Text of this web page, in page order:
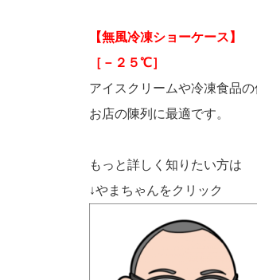
【無風冷凍ショーケース】
［－２５℃］
アイスクリームや冷凍食品の
お店の陳列に最適です。
もっと詳しく知りたい方は
↓やまちゃんをクリック